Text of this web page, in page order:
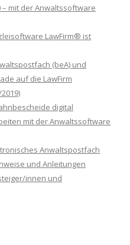
mit der Anwaltssoftware
LawFirm® ist
(beA) und
auf die LawFirm
digital
mit der Anwaltssoftware
Anwaltspostfach
und Anleitungen
innen und